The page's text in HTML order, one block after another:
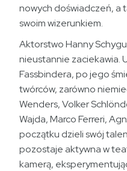
nowych doświadczeń, a
swoim wizerunkiem.
Aktorstwo Hanny
nieustannie zaciekawia.
Fassbindera, po jego
twórców, zarówno
Wenders, Volker
Wajda, Marco Ferreri,
początku dzieli swój
pozostaje aktywna w
kamerą,